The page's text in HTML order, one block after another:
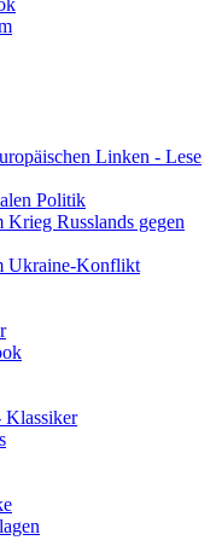
Linken - Lese
Politik
Russlands gegen
Ukraine-Konflikt
Klassiker